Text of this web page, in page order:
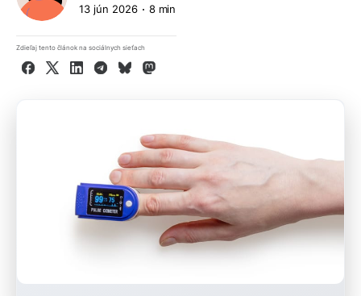
13 jún 2026 8 min
Zdieľaj tento článok na sociálnych sieťach
Facebook
X LinkedInTelegram
BlueskyMastodon